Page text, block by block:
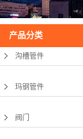
产品分类
沟槽管件
玛钢管件
阀门